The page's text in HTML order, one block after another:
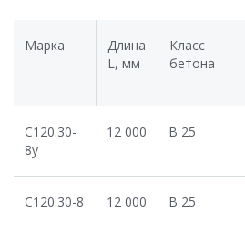
Марка
Длина
L, мм
Класс
бетона
С120.30-
8у
12 000 В 25
С120.30-8 12 000 В 25